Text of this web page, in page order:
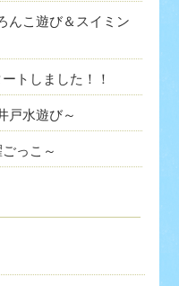
んこ遊び＆スイミン
トしました！！
戸水遊び～
っこ～